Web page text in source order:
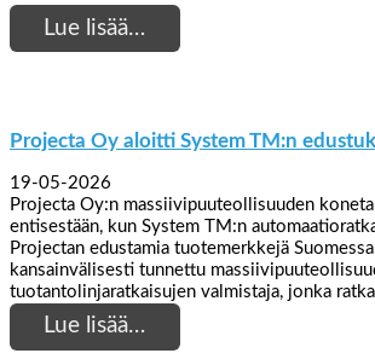
Lue lisää…
Projecta Oy aloitti System TM:n
19-05-2026
Projecta Oy:n massiivipuuteollisuuden
entisestään, kun System TM:n
Projectan edustamia tuotemerkkejä
kansainvälisesti tunnettu
tuotantolinjaratkaisujen valmistaja, jonka
Lue lisää…